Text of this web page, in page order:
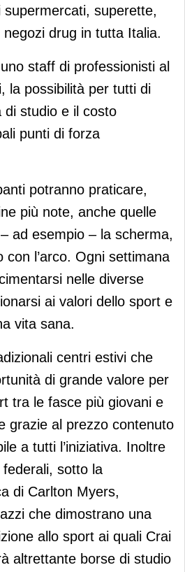
superette,
drug in tutta Italia.
staff di professionisti al
la possibilità per tutti di
studio e il costo
punti di forza
potranno praticare,
più note, anche quelle
ad esempio – la scherma,
con l’arco. Ogni settimana
nelle diverse
ai valori dello sport e
vita sana.
centri estivi che
di grande valore per
tra le fasce più giovani e
grazie al prezzo contenuto
a tutti l’iniziativa. Inoltre
sotto la
di Carlton Myers,
che dimostrano una
allo sport ai quali Crai
altrettante borse di studio